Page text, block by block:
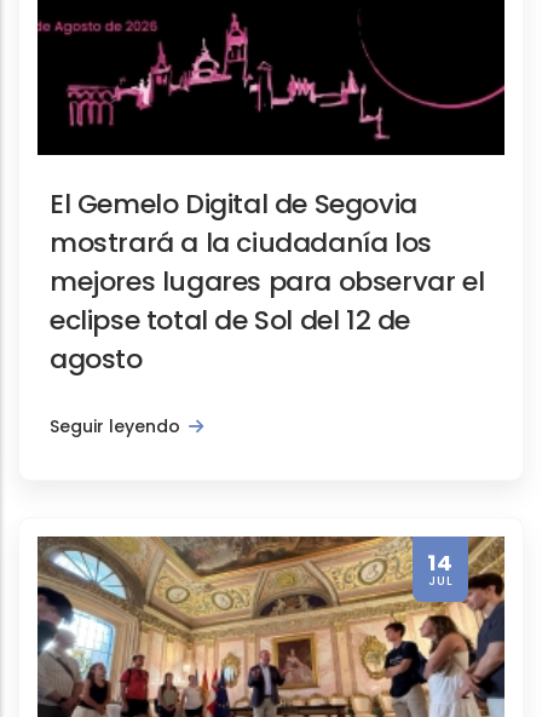
El Gemelo Digital de Segovia
mostrará a la ciudadanía los
mejores lugares para observar el
eclipse total de Sol del 12 de
agosto
Seguir leyendo
14
JUL